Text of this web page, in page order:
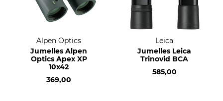
Alpen Optics
Jumelles Alpen
Optics Apex XP
10x42
369,00
Leica
Jumelles Leica
Trinovid BCA
585,00